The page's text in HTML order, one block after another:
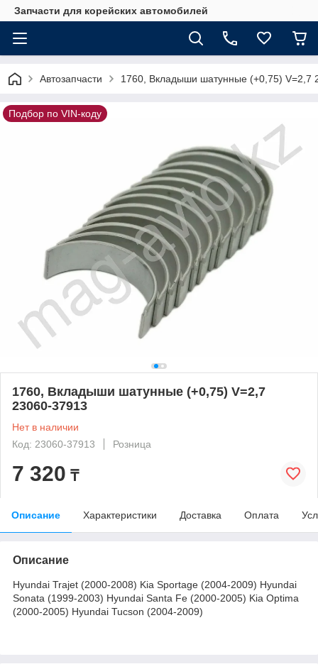
Запчасти для корейских автомобилей
Автозапчасти 1760, Вкладыши шатунные (+0,75) V=2,7
Подбор по VIN-коду
1760, Вкладыши шатунные (+0,75) V=2,7
23060-37913
Нет в наличии
Код: 23060-37913
Розница
7 320 ₸
Описание Характеристики Доставка Оплата
Описание
Hyundai Trajet (2000-2008) Kia Sportage (2004-2009) Hyundai
Sonata (1999-2003) Hyundai Santa Fe (2000-2005) Kia Optima
(2000-2005) Hyundai Tucson (2004-2009)